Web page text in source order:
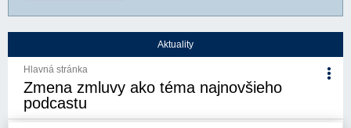
Aktuality
Hlavná stránka
Zmena zmluvy ako téma najnovšieho
podcastu